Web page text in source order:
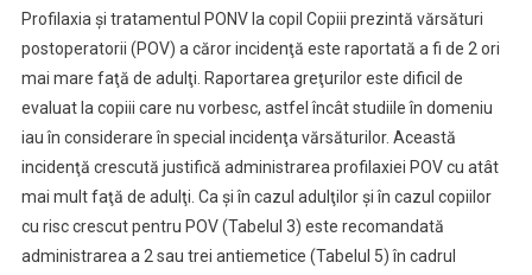
Profilaxia şi tratamentul PONV la copil Copiii prezintă vărsături
postoperatorii (POV) a căror incidenţă este raportată a fi de 2 ori
mai mare faţă de adulţi. Raportarea greţurilor este dificil de
evaluat la copiii care nu vorbesc, astfel încât studiile în domeniu
iau în considerare în special incidenţa vărsăturilor. Această
incidenţă crescută justifică administrarea profilaxiei POV cu atât
mai mult faţă de adulţi. Ca şi în cazul adulţilor şi în cazul copiilor
cu risc crescut pentru POV (Tabelul 3) este recomandată
administrarea a 2 sau trei antiemetice (Tabelul 5) în cadrul